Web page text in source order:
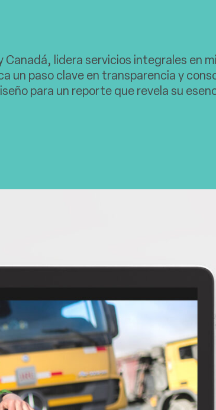
lidera servicios integrales en
un paso clave en transparencia y
para un reporte que revela su